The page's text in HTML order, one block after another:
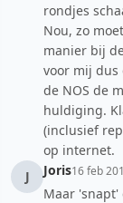
rondjes
Nou, zo
manier bij
voor mij
de NOS de
huldiging.
(inclusief
op internet.
J
Joris16 feb
Maar